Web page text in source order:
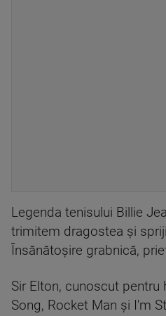
Legenda tenisului Billie
trimitem dragostea şi
Însănătoşire grabnică,
Sir Elton, cunoscut pentru
Song, Rocket Man şi I'm